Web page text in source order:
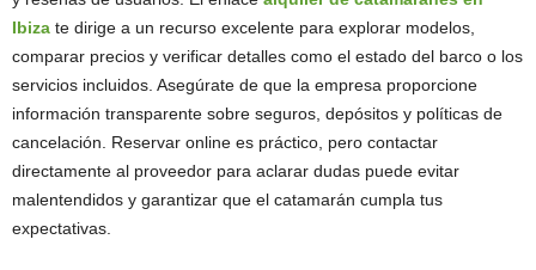
Ibiza te dirige a un recurso excelente para explorar modelos,
comparar precios y verificar detalles como el estado del barco o los
servicios incluidos. Asegúrate de que la empresa proporcione
información transparente sobre seguros, depósitos y políticas de
cancelación. Reservar online es práctico, pero contactar
directamente al proveedor para aclarar dudas puede evitar
malentendidos y garantizar que el catamarán cumpla tus
expectativas.